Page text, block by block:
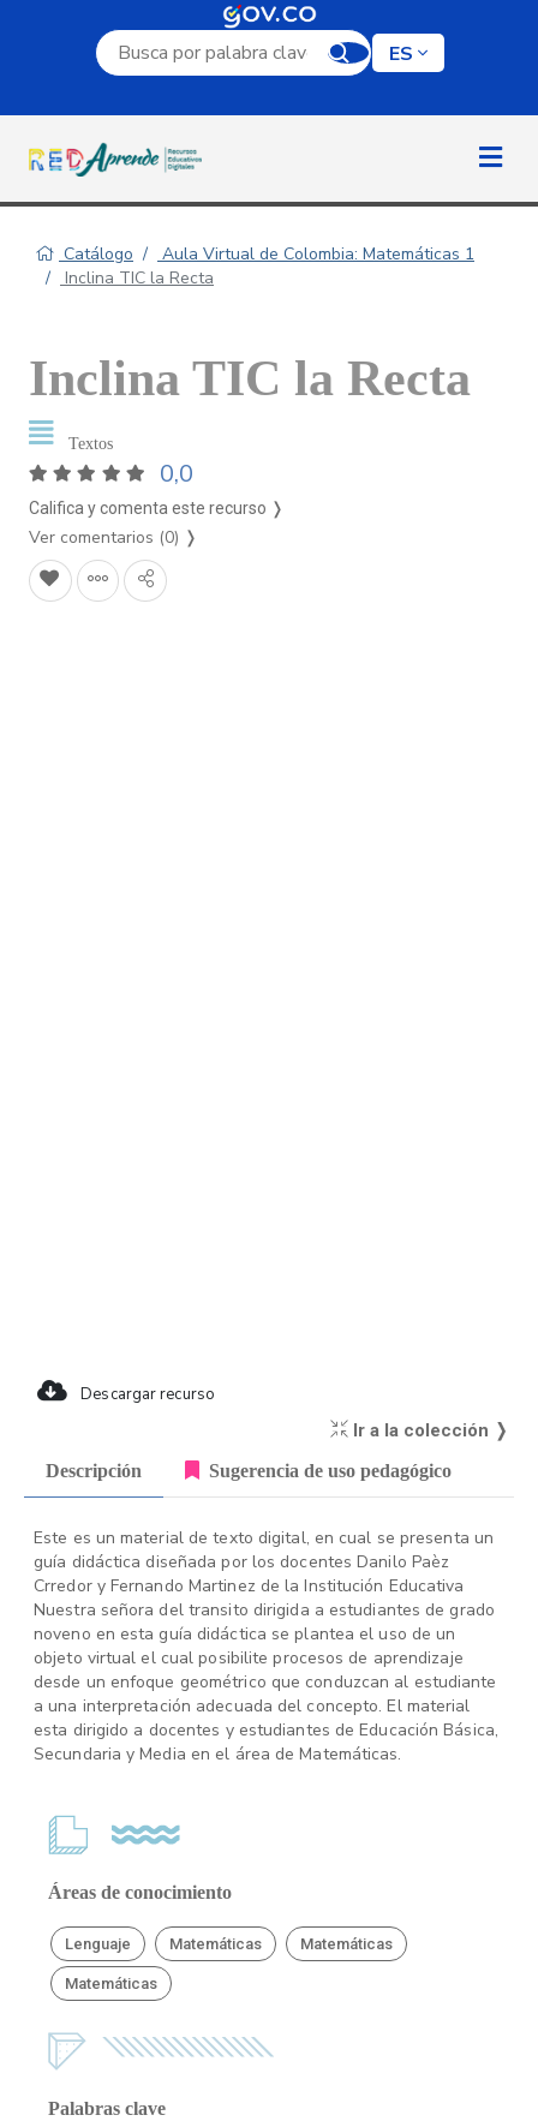
Campo de búsqueda por palabra clave
ES
Catálogo
Aula Virtual de Colombia: Matemáticas 1
Inclina TIC la Recta
Inclina TIC la Recta
Textos
0,0
Califica y comenta este recurso ❭
Ver comentarios (0) ❭
Descargar recurso
Ir a la colección ❭
Descripción Sugerencia de uso pedagógico
Este es un material de texto digital, en cual se presenta un
guía didáctica diseñada por los docentes Danilo Paèz
Crredor y Fernando Martinez de la Institución Educativa
Nuestra señora del transito dirigida a estudiantes de grado
noveno en esta guía didáctica se plantea el uso de un
objeto virtual el cual posibilite procesos de aprendizaje
desde un enfoque geométrico que conduzcan al estudiante
a una interpretación adecuada del concepto. El material
esta dirigido a docentes y estudiantes de Educación Básica,
Secundaria y Media en el área de Matemáticas.
Áreas de conocimiento
Lenguaje Matemáticas Matemáticas
Matemáticas
Palabras clave